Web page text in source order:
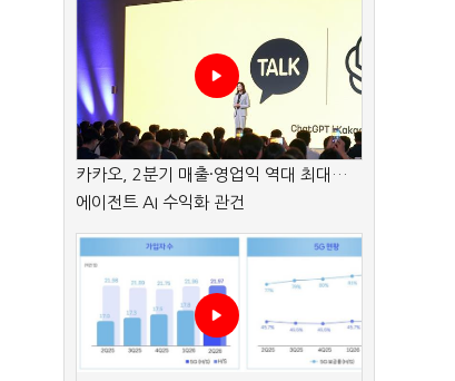
카카오, 2분기 매출·영업익 역대 최대…
에이전트 AI 수익화 관건